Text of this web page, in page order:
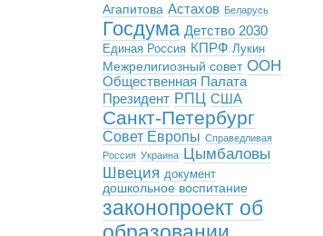
Агапитова Астахов Беларусь
Госдума Детство 2030
Единая Россия КПРФ Лукин
Межрелигиозный совет ООН
Общественная Палата
Президент РПЦ США
Санкт-Петербург
Совет Европы Справедливая
Россия Украина Цымбаловы
Швеция документ
дошкольное воспитание
законопроект об